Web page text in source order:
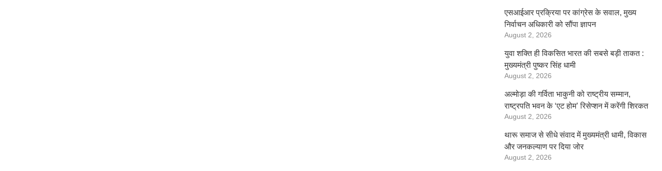
एसआईआर प्रक्रिया पर कांग्रेस के सवाल, मुख्य
निर्वाचन अधिकारी को सौंपा ज्ञापन
August 2, 2026
युवा शक्ति ही विकसित भारत की सबसे बड़ी ताकत :
मुख्यमंत्री पुष्कर सिंह धामी
August 2, 2026
अल्मोड़ा की गर्विता भाकुनी को राष्ट्रीय सम्मान,
राष्ट्रपति भवन के ‘एट होम’ रिसेप्शन में करेंगी शिरकत
August 2, 2026
थारू समाज से सीधे संवाद में मुख्यमंत्री धामी, विकास
और जनकल्याण पर दिया जोर
August 2, 2026